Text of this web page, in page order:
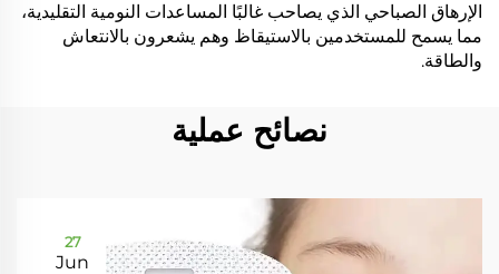
الإرهاق الصباحي الذي يصاحب غالبًا المساعدات النومية التقليدية،
مما يسمح للمستخدمين بالاستيقاظ وهم يشعرون بالانتعاش
والطاقة.
نصائح عملية
27
Jun